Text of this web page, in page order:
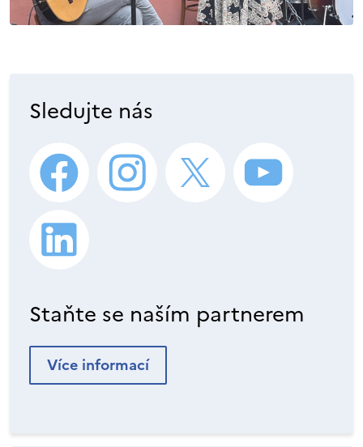
Sledujte nás
Staňte se naším partnerem
Více informací